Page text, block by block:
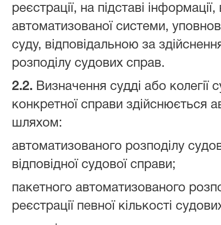
реєстрації, на підставі
автоматизованої системи,
суду, відповідальною за
розподілу судових справ.
2.2. Визначення судді або колегії
конкретної справи здійснюється
шляхом:
автоматизованого розподілу
відповідної судової справи;
пакетного автоматизованого
реєстрації певної кількості